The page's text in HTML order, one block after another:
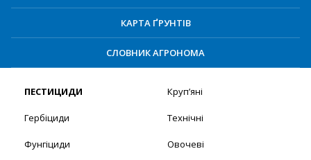
КАРТА ҐРУНТІВ
СЛОВНИК АГРОНОМА
ПЕСТИЦИДИ
Гербіциди
Фунгіциди
Круп’яні
Технічні
Овочеві